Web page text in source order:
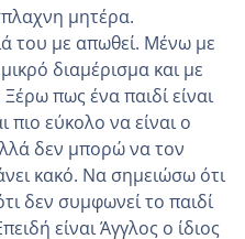
μητέρα.
του με απωθεί. Μένω με
διαμέρισμα και με
πως ένα παιδί είναι
πιο εύκολο να είναι ο
δεν μπορώ να τον
κακό. Να σημειώσω ότι
δεν συμφωνεί το παιδί
είναι Άγγλος ο ίδιος